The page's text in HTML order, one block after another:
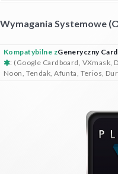
Wymagania Systemowe
Kompatybilne zGeneryczny
: (Google Cardboard, VXmask,
Noon, Tendak, Afunta, Terios,